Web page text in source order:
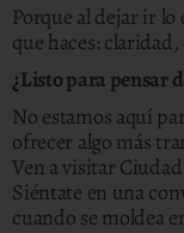
Porque al dejar ir lo
que haces:
¿Listo para pensar
No estamos aquí
ofrecer algo más
Ven a visitar
Siéntate en una
cuando se moldea